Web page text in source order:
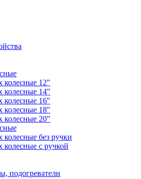
колесные 12"
колесные 14"
колесные 16"
колесные 18"
колесные 20"
колесные без ручки
колесные с ручкой
подогреватели